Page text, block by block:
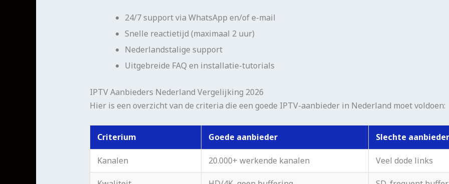
24/7 support via WhatsApp en/of e-mail
Snelle reactietijd (maximaal 2 uur)
Nederlandstalige support
Uitgebreide FAQ en installatie-tutorials
IPTV Aanbieders Nederland Vergelijking 2026
Hier is een overzicht van de criteria die een goede IPTV-aanbieder in Nederland moet voldoen:
Criterium Goede aanbieder Slechte aanbieder
Kanalen 20.000+ werkende kanalen Veel dode links